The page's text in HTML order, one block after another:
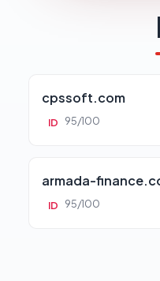
cpssoft.com
ID 95/100
armada-
ID 95/100